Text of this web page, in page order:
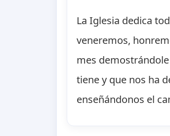
La Iglesia dedica
veneremos,
mes
tiene y que nos ha
enseñándonos el